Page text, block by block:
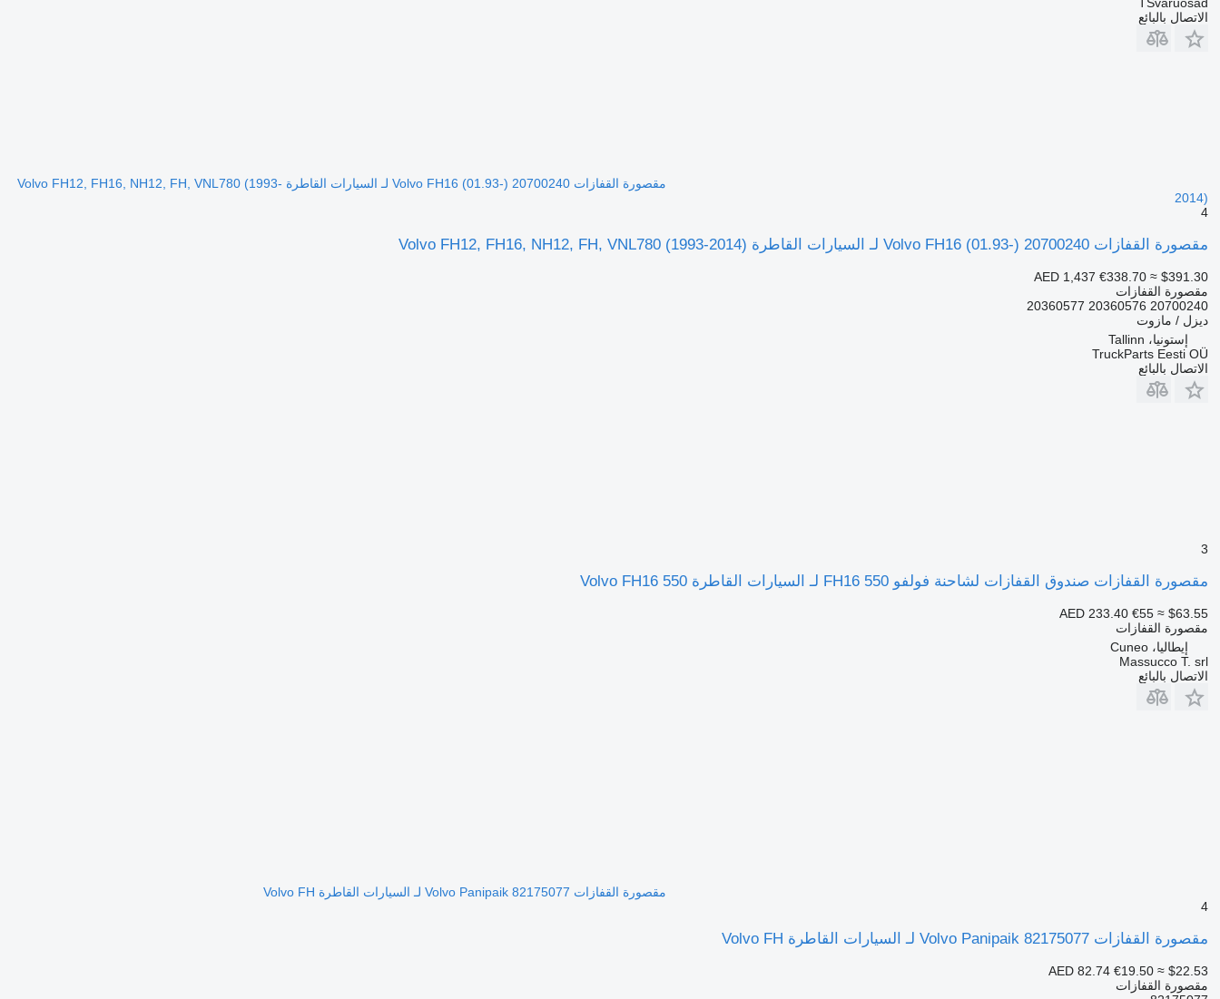
الاتصال بالبائع
مقصورة القفازات Volvo FH16 (01.93-) 20700240 لـ السيارات القاطرة Volvo FH12, FH16, NH12, FH, VNL780 (1993-
2014)
4
مقصورة القفازات Volvo FH16 (01.93-) 20700240 لـ السيارات القاطرة Volvo FH12, FH16, NH12, FH, VNL780 (1993-2014)
AED 1,437 €338.70 ≈ $391.30
مقصورة القفازات
20700240 20360576 20360577
ديزل / مازوت
إستونيا، Tallinn
TruckParts Eesti OÜ
الاتصال بالبائع
3
مقصورة القفازات صندوق القفازات لشاحنة فولفو FH16 550 لـ السيارات القاطرة Volvo FH16 550
AED 233.40 €55 ≈ $63.55
مقصورة القفازات
إيطاليا، Cuneo
Massucco T. srl
الاتصال بالبائع
مقصورة القفازات Volvo Panipaik 82175077 لـ السيارات القاطرة Volvo FH
4
مقصورة القفازات Volvo Panipaik 82175077 لـ السيارات القاطرة Volvo FH
AED 82.74 €19.50 ≈ $22.53
مقصورة القفازات